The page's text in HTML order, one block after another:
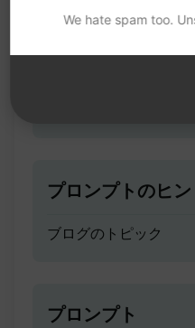
ワードと執筆の提案
プロンプトのヒン
ブログのトピック
プロンプト
We hate spam too.